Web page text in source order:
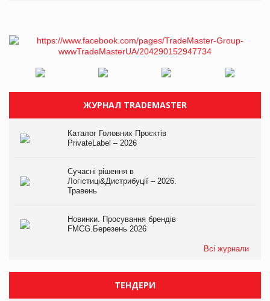
ЖУРНАЛ TRADEMASTER
Каталог Головних Проєктів
PrivateLabel – 2026
Сучасні рішення в
Логістиці&Дистрибуції – 2026.
Травень
Новинки. Просування брендів
FMCG.Березень 2026
Всі журнали
ТЕНДЕРИ